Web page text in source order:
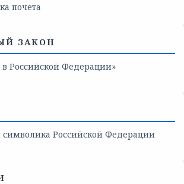
почета
ЗАКОН
в Российской Федерации»
символика Российской Федерации